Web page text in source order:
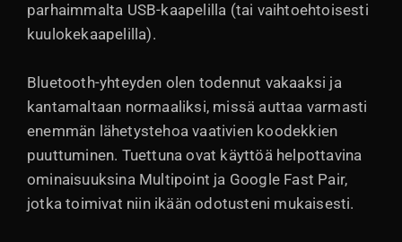
parhaimmalta USB-kaapelilla (tai vaihtoehtoisesti
kuulokekaapelilla).
Bluetooth-yhteyden olen todennut vakaaksi ja
kantamaltaan normaaliksi, missä auttaa varmasti
enemmän lähetystehoa vaativien koodekkien
puuttuminen. Tuettuna ovat käyttöä helpottavina
ominaisuuksina Multipoint ja Google Fast Pair,
jotka toimivat niin ikään odotusteni mukaisesti.